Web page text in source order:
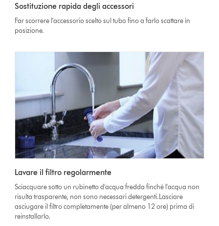
Sostituzione rapida degli accessori
Far scorrere l'accessorio scelto sul tubo fino a farlo scattare in
posizione.
Lavare il filtro regolarmente
Sciacquare sotto un rubinetto d'acqua fredda finché l'acqua non
risulta trasparente, non sono necessari detergenti.Lasciare
asciugare il filtro completamente (per almeno 12 ore) prima di
reinstallarlo.